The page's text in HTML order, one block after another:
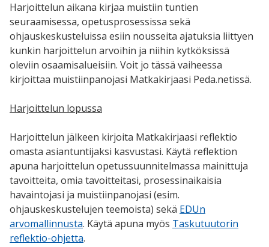
Harjoittelun aikana kirjaa muistiin tuntien
seuraamisessa, opetusprosessissa sekä
ohjauskeskusteluissa esiin nousseita ajatuksia liittyen
kunkin harjoittelun arvoihin ja niihin kytköksissä
oleviin osaamisalueisiin. Voit jo tässä vaiheessa
kirjoittaa muistiinpanojasi Matkakirjaasi Peda.netissä.
Harjoittelun lopussa
Harjoittelun jälkeen kirjoita Matkakirjaasi reflektio
omasta asiantuntijaksi kasvustasi. Käytä reflektion
apuna harjoittelun opetussuunnitelmassa mainittuja
tavoitteita, omia tavoitteitasi, prosessinaikaisia
havaintojasi ja muistiinpanojasi (esim.
ohjauskeskustelujen teemoista) sekä EDUn
arvomallinnusta. Käytä apuna myös Taskutuutorin
reflektio-ohjetta.